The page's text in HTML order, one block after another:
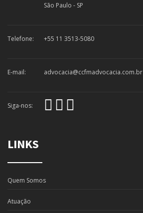
São Paulo - SP
Telefone: +55 11 3513-5080
E-mail: advocacia@ccfmadvocacia.com.br
Siga-nos:
LINKS
Quem Somos
Atuação